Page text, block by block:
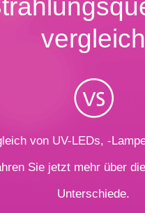
vergleich
von UV-LEDs, -
Sie jetzt mehr über
Unterschiede.